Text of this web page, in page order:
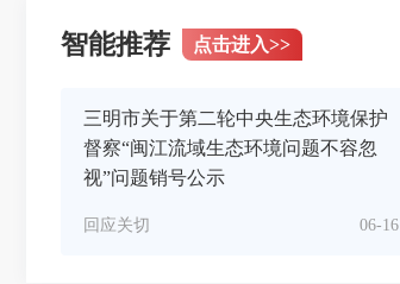
智能推荐 点击进入>>
三明市关于第二轮中央生态环境保护
督察“闽江流域生态环境问题不容忽
视”问题销号公示
06-16
回应关切